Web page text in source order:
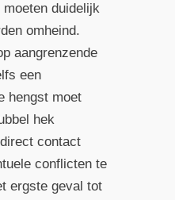
moeten duidelijk
omheind.
aangrenzende
een
hengst moet
hek
contact
conflicten te
ergste geval tot